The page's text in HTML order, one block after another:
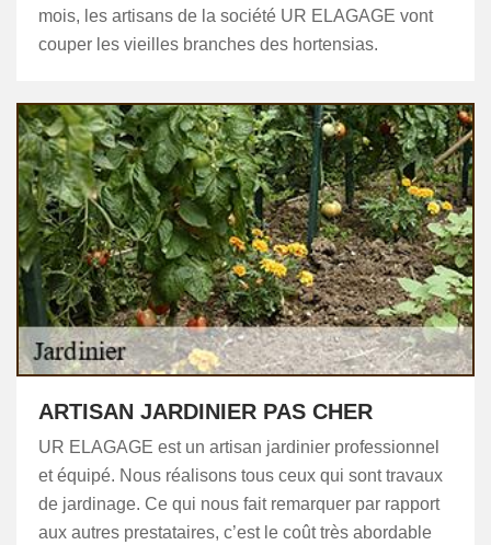
mois, les artisans de la société UR ELAGAGE vont
couper les vieilles branches des hortensias.
ARTISAN JARDINIER PAS CHER
UR ELAGAGE est un artisan jardinier professionnel
et équipé. Nous réalisons tous ceux qui sont travaux
de jardinage. Ce qui nous fait remarquer par rapport
aux autres prestataires, c’est le coût très abordable